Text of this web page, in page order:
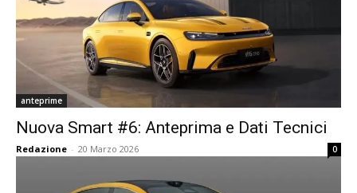
anteprime
Nuova Smart #6: Anteprima e Dati Tecnici
Redazione - 20 Marzo 2026 0